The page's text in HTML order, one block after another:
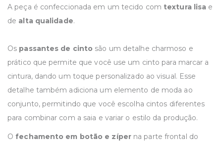
A peça é confeccionada em um tecido com textura lisa e
de alta qualidade.
Os passantes de cinto são um detalhe charmoso e
prático que permite que você use um cinto para marcar a
cintura, dando um toque personalizado ao visual. Esse
detalhe também adiciona um elemento de moda ao
conjunto, permitindo que você escolha cintos diferentes
para combinar com a saia e variar o estilo da produção.
O fechamento em botão e zíperna parte frontal do